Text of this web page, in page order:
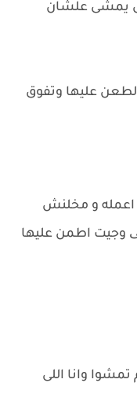
يمشى علشان
عليها وتفوق
اعمله و مخلنش
وجيت اطمن عليها
وانا اللى